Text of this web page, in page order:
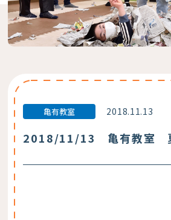
亀有教室 2018.11.13
2018/11/13 亀有教室